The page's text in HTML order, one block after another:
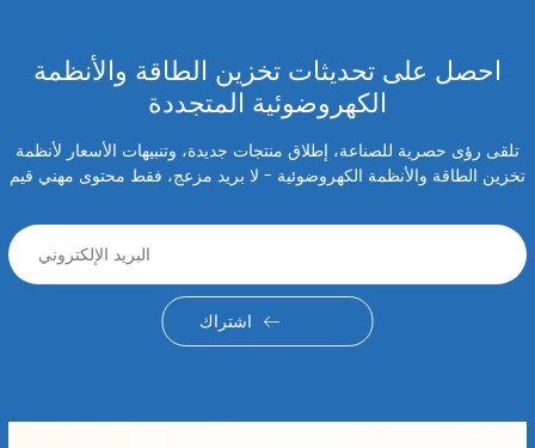
احصل على تحديثات تخزين الطاقة والأنظمة
الكهروضوئية المتجددة
تلقى رؤى حصرية للصناعة، إطلاق منتجات جديدة، وتنبيهات الأسعار لأنظمة
تخزين الطاقة والأنظمة الكهروضوئية - لا بريد مزعج، فقط محتوى مهني قيم
اشتراك